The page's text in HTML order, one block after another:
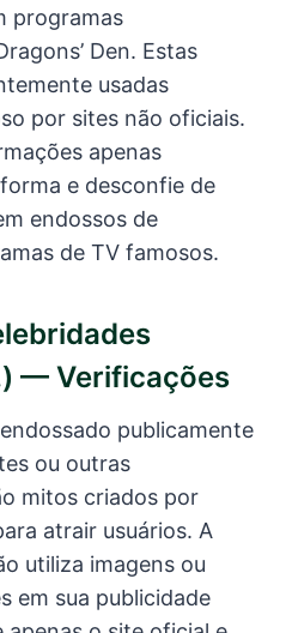
programas
Den. Estas
usadas
por sites não oficiais.
apenas
e desconfie de
endossos de
de TV famosos.
— Verificações
publicamente
ou outras
mitos criados por
atrair usuários. A
utiliza imagens ou
em sua publicidade